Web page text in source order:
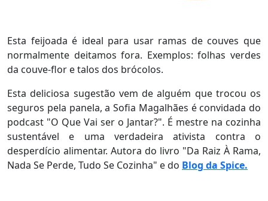
Esta feijoada é ideal para usar ramas de couves que
normalmente deitamos fora. Exemplos: folhas verdes
da couve-flor e talos dos brócolos.
Esta deliciosa sugestão vem de alguém que trocou os
seguros pela panela, a Sofia Magalhães é convidada do
podcast "O Que Vai ser o Jantar?". É mestre na cozinha
sustentável e uma verdadeira ativista contra o
desperdício alimentar. Autora do livro "Da Raiz À Rama,
Nada Se Perde, Tudo Se Cozinha" e do Blog da Spice.